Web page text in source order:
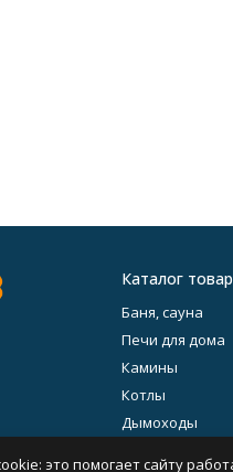
Каталог
Баня, сауна
Печи для дома
Камины
Котлы
Дымоходы
это помогает сайту